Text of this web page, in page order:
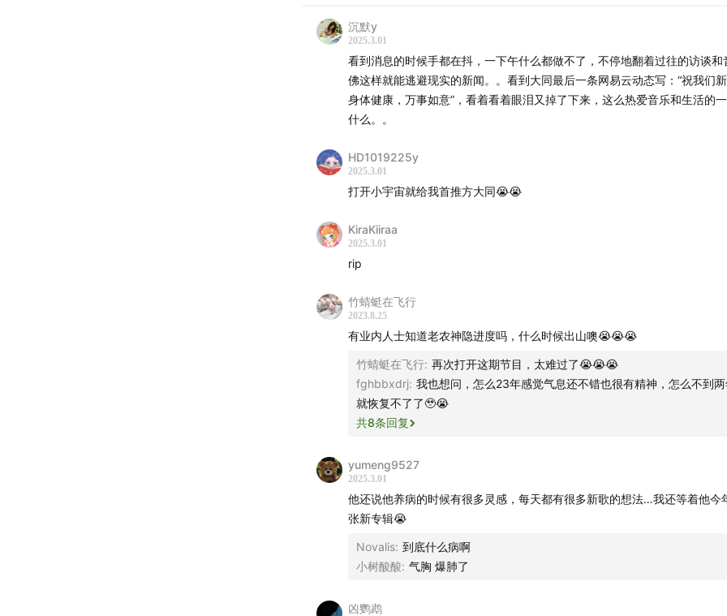
00:18:50 第一次去巴黎是出差
00:21:21对异地恋的观察
00:26:16拍了几支MV以及视觉创作的起点
00:30:00写歌的伙伴们，当年和陈奕迅的合作从Orange Moon的
00:34:00 创作动机和习惯
00:38:30
00:46:50小时候听的一盒卡带
方大同 - 新节奏英语儿歌
方大同 - singalongsong
方大同 - 无菇朋友
方大同 - 因为你
方大同 - Orange Moon
方大同 - 悟空
郑智化 - 你的生日
男生宿舍
彭于晏 张震岳1
王力宏 林宥嘉 杨宗纬
谢霆锋 关楚耀 黄家强
苏永康 许志安
沉默y
2025.3.01
看到消息的时候手都在抖，一下午什么都做不了，不停地翻着过往的访谈和
佛这样就能逃避现实的新闻。。看到大同最后一条网易云动态写：“祝我们新
身体健康，万事如意”，看着看着眼泪又掉了下来，这么热爱音乐和生活的
什么。。
HD1019225y
2025.3.01
打开小宇宙就给我首推方大同😭😭
KiraKiiraa
2025.3.01
rip
竹蜻蜓在飞行
2023.8.25
有业内人士知道老农神隐进度吗，什么时候出山噢😭😭😭
竹蜻蜓在飞行: 再次打开这期节目，太难过了😭😭😭
fghbbxdrj: 我也想问，怎么23年感觉气息还不错也很有精神，怎么不到
就恢复不了了🥹😭
共8条回复
yumeng9527
2025.3.01
他还说他养病的时候有很多灵感，每天都有很多新歌的想法…我还等着他今
张新专辑😭
Novalis: 到底什么病啊
小树酸酸: 气胸 爆肺了
凶鹦鹉